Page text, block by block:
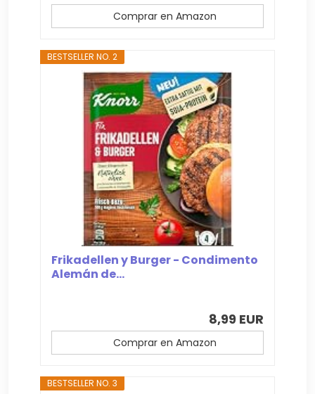
Comprar en Amazon
BESTSELLER NO. 2
Frikadellen y Burger - Condimento
Alemán de...
8,99 EUR
Comprar en Amazon
BESTSELLER NO. 3